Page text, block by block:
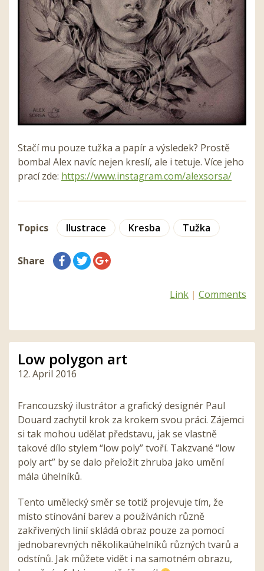
Stačí mu pouze tužka a papír a výsledek? Prostě
bomba! Alex navíc nejen kreslí, ale i tetuje. Více jeho
prací zde: https://www.instagram.com/alexsorsa/
Topics Ilustrace Kresba Tužka
Share
Link | Comments
Low polygon art
12. April 2016
Francouzský ilustrátor a grafický designér Paul
Douard zachytil krok za krokem svou práci. Zájemci
si tak mohou udělat představu, jak se vlastně
takové dílo stylem “low poly” tvoří. Takzvané “low
poly art” by se dalo přeložit zhruba jako umění
mála úhelníků.
Tento umělecký směr se totiž projevuje tím, že
místo stínování barev a používáních různě
zakřivených linií skládá obraz pouze za pomocí
jednobarevných několikaúhelníků různých tvarů a
odstínů. Jak můžete vidět i na samotném obrazu,